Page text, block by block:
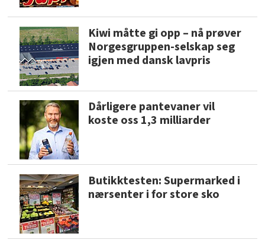
Kiwi måtte gi opp – nå prøver
Norgesgruppen-selskap seg
igjen med dansk lavpris
Dårligere pantevaner vil
koste oss 1,3 milliarder
Butikktesten: Supermarked i
nærsenter i for store sko